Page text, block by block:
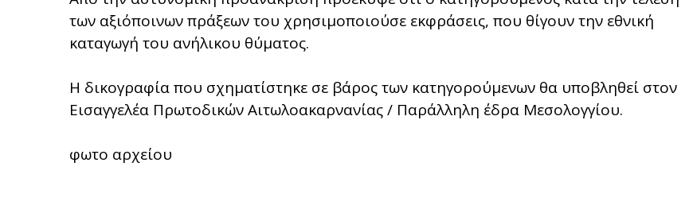
των αξιόποινων πράξεων του χρησιμοποιούσε εκφράσεις, που θίγουν την εθνική
καταγωγή του ανήλικου θύματος.
Η δικογραφία που σχηματίστηκε σε βάρος των κατηγορούμενων θα υποβληθεί στον
Εισαγγελέα Πρωτοδικών Αιτωλοακαρνανίας / Παράλληλη έδρα Μεσολογγίου.
φωτο αρχείου